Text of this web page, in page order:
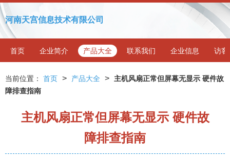
河南天宫信息技术有限公司
首页 企业简介 产品大全 联系我们 企业信息 访客
当前位置： 首页 > 产品大全 >
主机风扇正常但屏幕无显示 硬件故
障排查指南
主机风扇正常但屏幕无显示 硬件故
障排查指南